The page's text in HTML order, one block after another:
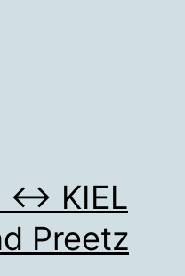
↔ KIEL
Preetz